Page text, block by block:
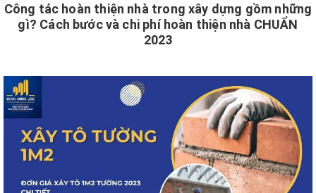
Công tác hoàn thiện nhà trong xây dựng gồm những
gì? Cách bước và chi phí hoàn thiện nhà CHUẨN
2023